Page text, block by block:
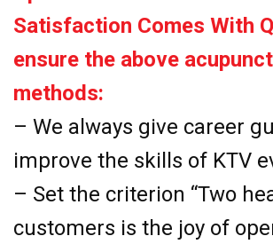
Satisfaction Comes With
ensure the above
methods:
– We always give career
improve the skills of KTV
– Set the criterion “Two
customers is the joy of